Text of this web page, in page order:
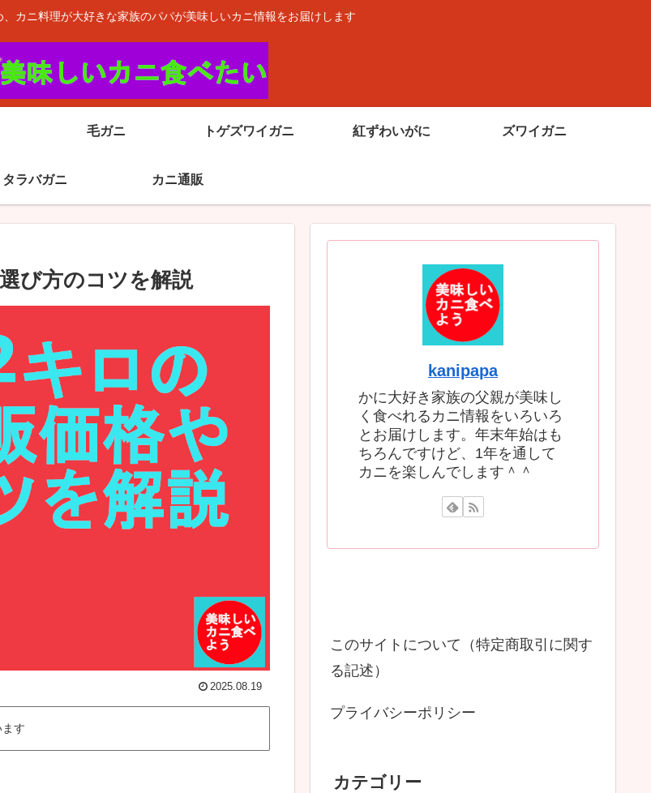
カニ料理が大好きな家族のパパが美味しいカニ情報をお届けします
毛ガニ トゲズワイガニ 紅ずわいがに ズワイガニ
タラバガニ カニ通販
び方のコツを解説
2025.08.19
す
kanipapa
かに大好き家族の父親が美味し
く食べれるカニ情報をいろいろ
とお届けします。年末年始はも
ちろんですけど、1年を通して
カニを楽しんでします＾＾
このサイトについて（特定商取引に関す
る記述）
プライバシーポリシー
カテゴリー